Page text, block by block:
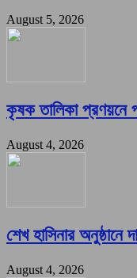
August 5, 2026
কৃষক তালিকা প্রণয়নে
August 4, 2026
শেখ হাসিনার অনুষ্ঠানে
August 4, 2026